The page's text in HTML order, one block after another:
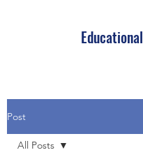
Educational
Post
All Posts